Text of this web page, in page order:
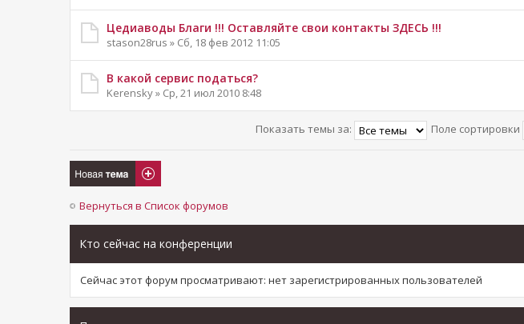
Цедиаводы Благи !!! Оставляйте свои контакты ЗДЕСЬ !!!
stason28rus » Сб, 18 фев 2012 11:05
В какой сервис податься?
Kerensky » Ср, 21 июл 2010 8:48
Показать темы за: Поле сортировки
Новая тема
Вернуться в Список форумов
Кто сейчас на конференции
Сейчас этот форум просматривают: нет зарегистрированных пользователей